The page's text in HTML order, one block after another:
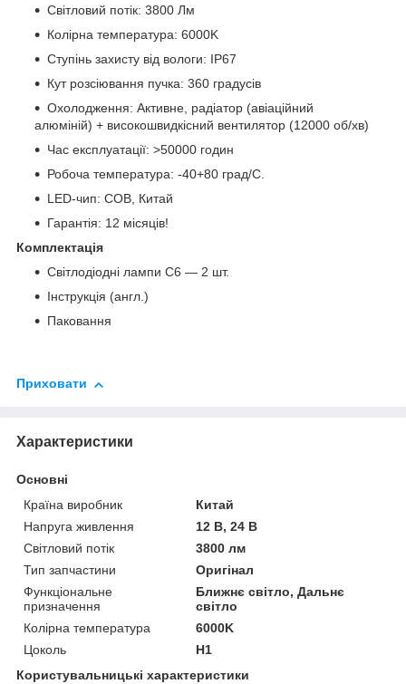
Світловий потік: 3800 Лм
Колірна температура: 6000K
Ступінь захисту від вологи: IP67
Кут розсіювання пучка: 360 градусів
Охолодження: Активне, радіатор (авіаційний
алюміній) + високошвидкісний вентилятор (12000 об/хв)
Час експлуатації: >50000 годин
Робоча температура: -40+80 град/С.
LED-чип: COB, Китай
Гарантія: 12 місяців!
Комплектація
Світлодіодні лампи C6 — 2 шт.
Інструкція (англ.)
Паковання
Приховати
Характеристики
Основні
Країна виробник
Китай
Напруга живлення
12 В, 24 В
Світловий потік
3800 лм
Тип запчастини
Оригінал
Функціональне
призначення
Ближнє світло, Дальнє
світло
Колірна температура
6000K
Цоколь
H1
Користувальницькі характеристики